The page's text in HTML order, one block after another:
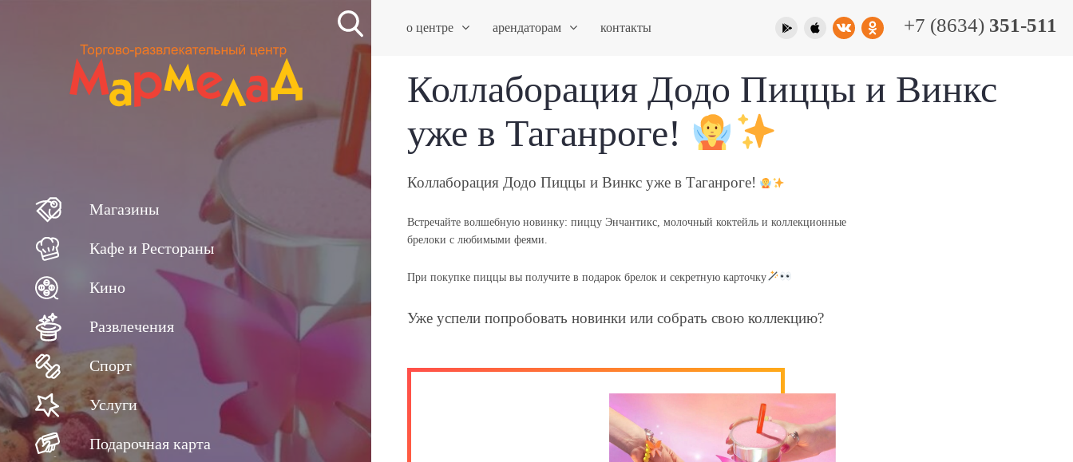
Магазины
Кафе и Рестораны
Кино
Развлечения
Спорт
Услуги
Подарочная карта
о центре арендаторам контакты +7 (8634) 351-511
Коллаборация Додо Пиццы и Винкс
уже в Таганроге!
Коллаборация Додо Пиццы и Винкс уже в Таганроге!
Встречайте волшебную новинку: пиццу Энчантикс, молочный коктейль и коллекционные
брелоки с любимыми феями.
При покупке пиццы вы получите в подарок брелок и секретную карточку
Уже успели попробовать новинки или собрать свою коллекцию?